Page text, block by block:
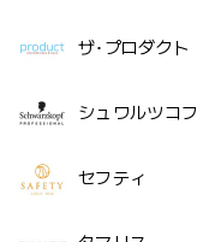
ザ･プロダクト
シュワルツコフ
セフティ